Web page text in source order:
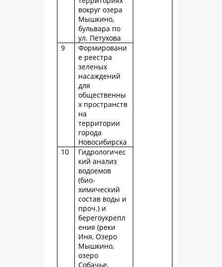
вокруг озера
Мышкино,
бульвара по
ул. Петухова
9
Формировани
е реестра
зеленых
насаждений
для
общественны
х пространств
на
территории
города
Новосибирска
10
Гидрологичес
кий анализ
водоемов
(био-
химический
состав воды и
проч.) и
берегоукрепл
ения (реки
Иня, Озеро
Мышкино,
озеро
Собачье,